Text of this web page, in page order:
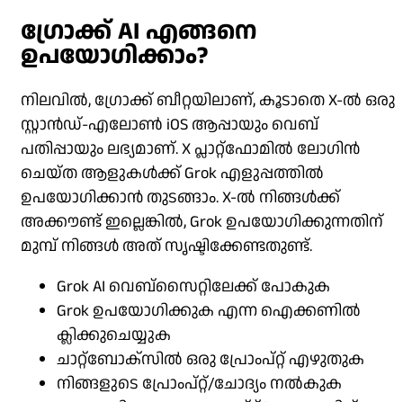
ഗ്രോക്ക് AI എങ്ങനെ
ഉപയോഗിക്കാം?
നിലവിൽ, ഗ്രോക്ക് ബീറ്റയിലാണ്, കൂടാതെ X-ൽ ഒരു
സ്റ്റാൻഡ്-എലോൺ iOS ആപ്പായും വെബ്
പതിപ്പായും ലഭ്യമാണ്. X പ്ലാറ്റ്‌ഫോമിൽ ലോഗിൻ
ചെയ്‌ത ആളുകൾക്ക് Grok എളുപ്പത്തിൽ
ഉപയോഗിക്കാൻ തുടങ്ങാം. X-ൽ നിങ്ങൾക്ക്
അക്കൗണ്ട് ഇല്ലെങ്കിൽ, Grok ഉപയോഗിക്കുന്നതിന്
മുമ്പ് നിങ്ങൾ അത് സൃഷ്ടിക്കേണ്ടതുണ്ട്.
Grok AI വെബ്‌സൈറ്റിലേക്ക് പോകുക
Grok ഉപയോഗിക്കുക എന്ന ഐക്കണിൽ
ക്ലിക്കുചെയ്യുക
ചാറ്റ്‌ബോക്‌സിൽ ഒരു പ്രോംപ്റ്റ് എഴുതുക
നിങ്ങളുടെ പ്രോംപ്റ്റ്/ചോദ്യം നൽകുക